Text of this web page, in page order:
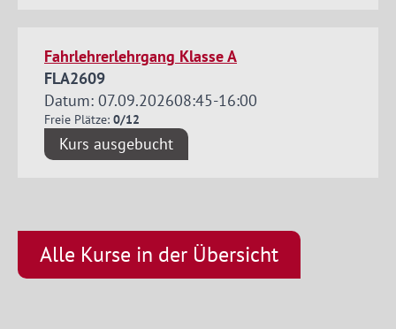
Fahrlehrerlehrgang Klasse A
FLA2609
Datum: 07.09.202608:45-16:00
Freie Plätze: 0/12
Kurs ausgebucht
Alle Kurse in der Übersicht